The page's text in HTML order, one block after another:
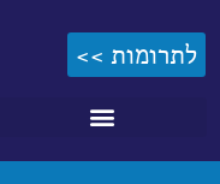
לתרומות >>